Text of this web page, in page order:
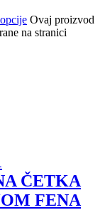
Ovaj proizvod
na stranici
ČETKA
FENA